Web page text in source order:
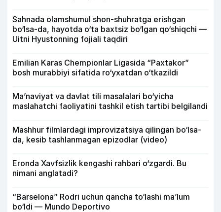
Sahnada olamshumul shon-shuhratga erishgan
bo‘lsa-da, hayotda o‘ta baxtsiz bo‘lgan qo‘shiqchi —
Uitni Hyustonning fojiali taqdiri
Emilian Karas Chempionlar Ligasida “Paxtakor”
bosh murabbiyi sifatida ro‘yxatdan o‘tkazildi
Ma’naviyat va davlat tili masalalari bo‘yicha
maslahatchi faoliyatini tashkil etish tartibi belgilandi
Mashhur filmlardagi improvizatsiya qilingan bo‘lsa-
da, kesib tashlanmagan epizodlar (video)
Eronda Xavfsizlik kengashi rahbari o‘zgardi. Bu
nimani anglatadi?
“Barselona” Rodri uchun qancha to‘lashi ma’lum
bo‘ldi — Mundo Deportivo